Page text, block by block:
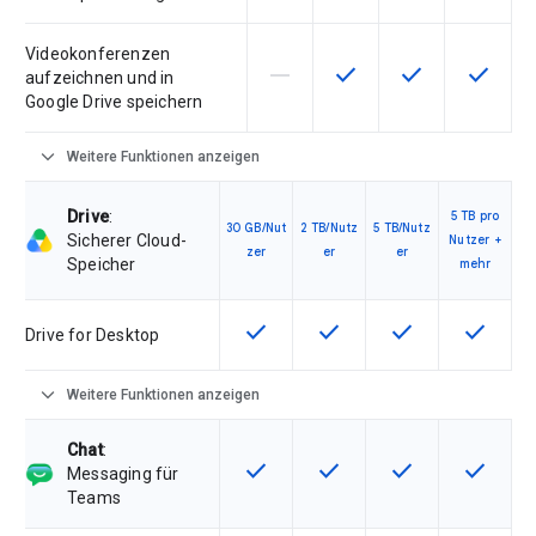
Videokonferenzen
aufzeichnen und in
Google Drive speichern
Diese Funktion ist für die
horizontal_rule Diese Funktion ist für
check Diese Funktion
check Diese
check
expand_more Weitere Funktionen anzeigen
Drive:
Sicherer Cloud-
Speicher
30 GB/Nut
zer
2 TB/Nutz
er
5 TB/Nutz
er
5 TB pro
Nutzer +
mehr
Drive for Desktop Diese Funktion ist für die
check Diese Funktion ist für die
check Diese Funktion
check Diese
check
expand_more Weitere Funktionen anzeigen
Chat:
Messaging für
Teams
Diese Funktion ist für die
check Diese Funktion ist für die
check Diese Funktion
check Diese
check